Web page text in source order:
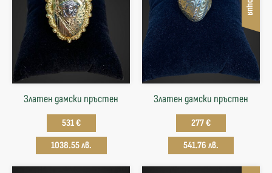
Златен дамски пръстен
531 €
1038.55 лв.
Златен дамски пръстен
277 €
541.76 лв.